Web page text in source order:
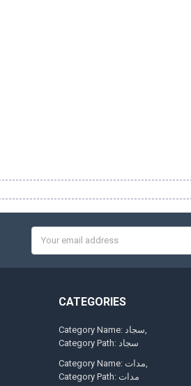
Address
CATEGORIES
Category Name: سجاد,
Category Path: سجاد
Category Name: مدات,
Category Path: مدات